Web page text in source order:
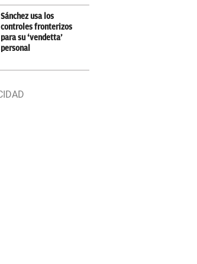
Sánchez usa los
controles fronterizos
para su ‘vendetta’
personal